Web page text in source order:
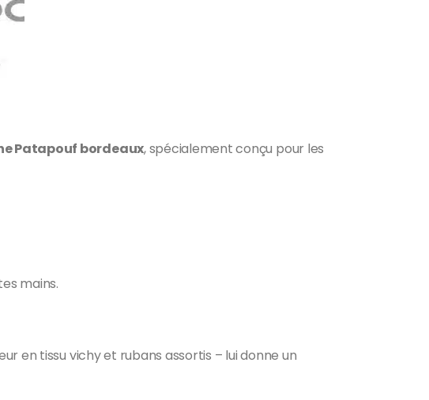
Patapouf bordeaux, spécialement conçu pour les
mains.
en tissu vichy et rubans assortis – lui donne un